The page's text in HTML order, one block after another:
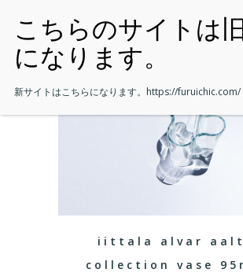
iittala alvar
collection vase
新サイトはこちらになります。 https://furuichic.com/